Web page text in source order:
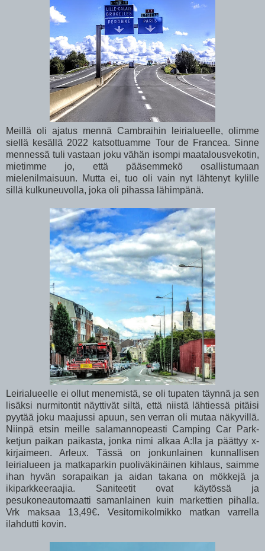
Meillä oli ajatus mennä Cambraihin leirialueelle, olimme
siellä kesällä 2022 katsottuamme Tour de Francea. Sinne
mennessä tuli vastaan joku vähän isompi maatalousvekotin,
mietimme jo, että pääsemmekö osallistumaan
mielenilmaisuun. Mutta ei, tuo oli vain nyt lähtenyt kylille
sillä kulkuneuvolla, joka oli pihassa lähimpänä.
Leirialueelle ei ollut menemistä, se oli tupaten täynnä ja sen
lisäksi nurmitontit näyttivät siltä, että niistä lähtiessä pitäisi
pyytää joku maajussi apuun, sen verran oli mutaa näkyvillä.
Niinpä etsin meille salamannopeasti Camping Car Park-
ketjun paikan paikasta, jonka nimi alkaa A:lla ja päättyy x-
kirjaimeen. Arleux. Tässä on jonkunlainen kunnallisen
leirialueen ja matkaparkin puoliväkinäinen kihlaus, saimme
ihan hyvän sorapaikan ja aidan takana on mökkejä ja
ikiparkkeeraajia. Saniteetit ovat käytössä ja
pesukoneautomaatti samanlainen kuin markettien pihalla.
Vrk maksaa 13,49€. Vesitornikolmikko matkan varrella
ilahdutti kovin.